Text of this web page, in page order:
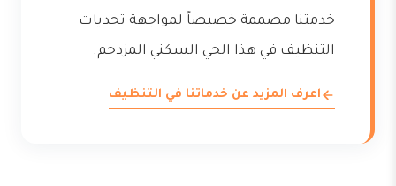
خدمتنا مصممة خصيصاً لمواجهة تحديات
التنظيف في هذا الحي السكني المزدحم.
اعرف المزيد عن خدماتنا في التنظيف